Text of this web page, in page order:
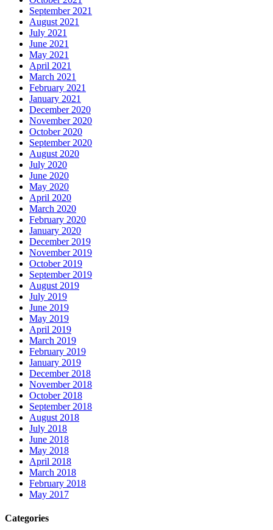
September 2021
August 2021
July 2021
June 2021
May 2021
April 2021
March 2021
February 2021
January 2021
December 2020
November 2020
October 2020
September 2020
August 2020
July 2020
June 2020
May 2020
April 2020
March 2020
February 2020
January 2020
December 2019
November 2019
October 2019
September 2019
August 2019
July 2019
June 2019
May 2019
April 2019
March 2019
February 2019
January 2019
December 2018
November 2018
October 2018
September 2018
August 2018
July 2018
June 2018
May 2018
April 2018
March 2018
February 2018
May 2017
Categories